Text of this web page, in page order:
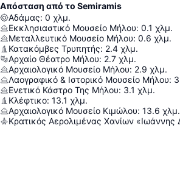
Απόσταση από το Semiramis
Αδάμας: 0 χλμ.
Εκκλησιαστικό Μουσείο Μήλου: 0.1 χλμ.
Μεταλλευτικό Μουσείο Μήλου: 0.6 χλμ.
Κατακόμβες Τρυπητής: 2.4 χλμ.
Αρχαίο Θέατρο Μήλου: 2.7 χλμ.
Αρχαιολογικό Μουσείο Μήλου: 2.9 χλμ.
Λαογραφικό & Ιστορικό Μουσείο Μήλου: 3
Ενετικό Κάστρο Της Μήλου: 3.1 χλμ.
Κλέφτικο: 13.1 χλμ.
Αρχαιολογικό Μουσείο Κιμώλου: 13.6 χλμ.